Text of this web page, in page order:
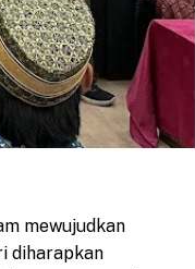
mewujudkan
diharapkan